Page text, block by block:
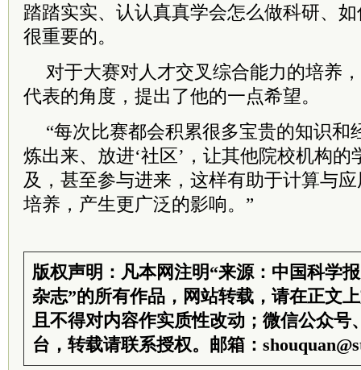
踏踏实实、认认真真学会怎么做科研、
很重要的。
对于大赛对人才交叉综合能力的培养
代表的角度，提出了他的一点希望。
“每次比赛都会积累很多宝贵的知识和
炼出来、放进‘社区’，让其他院校机构
及，甚至参与进来，这样有助于计算与
培养，产生更广泛的影响。”
版权声明：凡本网注明“来源：中国科学
杂志”的所有作品，网站转载，请在正文
且不得对内容作实质性改动；微信公众号
台，转载请联系授权。邮箱：